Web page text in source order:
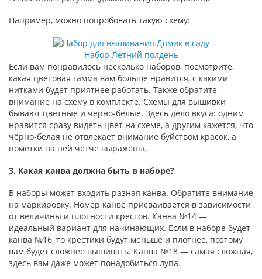
Например, можно попробовать такую схему:
Набор Летний полдень
Если вам понравилось несколько наборов, посмотрите,
какая цветовая гамма вам больше нравится, с какими
нитками будет приятнее работать. Также обратите
внимание на схему в комплекте. Схемы для вышивки
бывают цветные и чёрно-белые. Здесь дело вкуса: одним
нравится сразу видеть цвет на схеме, а другим кажется, что
чёрно-белая не отвлекает внимание буйством красок, а
пометки на ней чётче выражены.
3. Какая канва должна быть в наборе?
В наборы может входить разная канва. Обратите внимание
на маркировку. Номер канве присваивается в зависимости
от величины и плотности крестов. Канва №14 —
идеальный вариант для начинающих. Если в наборе будет
канва №16, то крестики будут меньше и плотнее, поэтому
вам будет сложнее вышивать. Канва №18 — самая сложная,
здесь вам даже может понадобиться лупа.